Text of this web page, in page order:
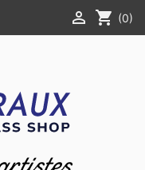
 shopping_cart (0)